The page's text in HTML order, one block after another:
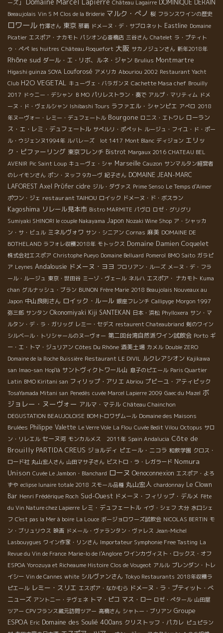
ーズ」 Château Lagairre DOMINIQUE DERAIN
Beeaujolais Vin S M Clos de la Briderie マルク・ぺノ 桜 フランスワインの歴史
ロワール 竹澤さん 東京 那覇 ドメーヌ・デ・サブロネット Eastline Domaine
Picatier エスポア・ナカモト パシオン心斎橋店 三谷さん Chatelet ラ・プティト
ゥ・ペペ les huitres Château Roquefort 大阪 サカノジュンさん 新年2018年
Rhône sud ダール・エ・リボ、ルネ・ジャン Brulius Montmartre
Higashi guinza SOYA Louforosé アメリカ Abouriou 2002 Restaurant Yacht
Club H2O VEGETAL キューヴェ・バラガンヌ Cachette Masa chef Brouilly
2017 ドゥニー・デシャン ＢＭО パリレストラン・奏で アルプ・マリティム ドメ
ーヌ・ド・ヴェルシャン Ishibashi Tours ラファエル・シャンピエ アぺロ 2018
年ヌーヴォー・レミー・デュフェートル Bourgone ロニス・エトワレ ローラン
ス・エ・レミ・デュフェートル サぺルリ・ポペット ルージュ・フイユ・ド・ポー
ル・ウジェンヌ1994年 ルバレーズ lot 1417 Mont Blanc ディジョン エリッ
ク・ピファーリング 東京フレンチ Bistrot Margaux 2016 CHATEAU BEL
AVENIR Pic Saint Loup キューヴェ・シャ Marseille Cauzon サンマルタン経営者
のレイモンさん ポン・ヌッフ 9カーヴ 紀子さん DOMAINE JEAN-MARC
LAFOREST Axel Prϋfer cidre ジル・ダヴァス Prime Senso Le Temps d'Aimer
ポワン・ジェ restaurant TAIHOU ロイック ドメーヌ・ド・ボスラン
Kagoshima リレール見本市 Bistro MARMITE パヴロ ロゼ・グリグリ
Sumiyaki SHINORI le couple Nakayama Japon Nozaki Wine Shop ア・シャッカ
ン・サ・ビュル ミネルヴォワ サン・シニアン Cornas 麻美 DOMAINE DE
BOTHELAND ラフォレ収穫2018年 モトックス Domaine Damien Coquelet
株式会社エスポア Christophe Pueyo Domaine Belluard Pomerol BMO Saito ガラピ
ア Leynes Andalousie ドメーヌ・ヨヨ フロリアン・ルーズ メーヌ・デ・フラ
ール・ルージュ 東京・世田谷 ミーゾ・ヴェール ネルハ エスポア・ ナカモト Kuma
chan グルナッシュ・ブラン BUNON Frère Marie 2018 Beaujolais Nouveaux au
Japon 中山良則さん ロイック・ルール 銀座フレンチ Callipyge Morgon 1997
弥三郎 サンタン Okonomiyaki Kiji SANTEKAN 日本・浜松 Phylloxera サン・マ
ルタン・デ・ラ・ガリッグ レミー・セデス restaurent Chateaubriand 剣のワイン
シルベール・トリシャールのヌーヴォー 第二回台湾自然派ワイン試飲会 Porto ギ
ー・エ・トマ・ジュリアン Côtes Du Rhône 酒美土場 カメル Double ZERO
Domaine de la Roche Buissière Restaurant LE DIVIL ルクレアシオン Kajikawa
san Imao-san Hop'là サントヴィクトワール山 息子のピエール Paris Quartier
Latin BMO Kiritani san フィリップ・アリエ Abriou プピーユ・アティピック
TosaYamada Mitani san Penedès cuvée Marcel Lapierre 2009 Gaec du Mazel ボ
ジョレー・ヌーヴォー アルマ・マテル Château Chainchon
DEGUSTATION BEAUJOLOISE BOMトロワザムール Domaine des Maisons
Brulées Philippe Valette Le Verre Vole La Flou Cuvée Bedit Vilou Octopus サロ
ン・リレエル セーヌ河 モンカルメス 2011年 Spain Andalucia Côte de
Brouilly PARTIDA CREUS ジョルディ ピエール・ニコラ 和飲学園 クロス・
ロード社 丸山宏人さん 山田マサ子さん ビストロ・ラ・レガラード Nomura
Unison Cuvée Le Jambon・Blanchard ローヌ Oenoconnexion エスポア・よろ
ずや eclipse lunaire totale 2018 スモール品種 丸山宏人 chardonnay Le Clown
Bar Henri Frédérique Roch Sud-Ouest ドメーヌ・フィリップ・デルメ Fête
du Vin Nature chez Lapierre レミ・デュフェートル イヴ・シェフ 大分 水口シェ
フ C'est pas la Mer à boire La Louce ボージョロワーズ試飲会 NICOLAS BERTIN モ
ン・ブリュリウス 映画 ドメール・ヴァランタン・ヴァレス Jean-Michel
Lasbouygues ワイン作家・リンさん Importateur Symphonie Free Tasting La
Revue du Vin de France Marie-lo de l'Anglore ワインカヴィスト・ロックス・オフ
ESPOA Yorozuya et Richeaume Histoire Clos de Vougeot アルル ブレンダン・トレ
イシー Vin de Cannes white シルヴァンさん Tokyo Restaurants 2018年収穫ラ
ピエール レミー・スリエ エスポア・なかむら ドメーヌ・ラ・プティット・べ
ニューズ アントニー・テヴェネ トマ・ピコ マス・ロー ロゼ・ぺタール 山田屋
ツアー CPVフランス蔵元訪問ツアー 高橋さん シャトー・ブリアン Groupe
ESPOA Eric Domaine des Soulié 400ans クリストッフ・パカレ ピュピラン